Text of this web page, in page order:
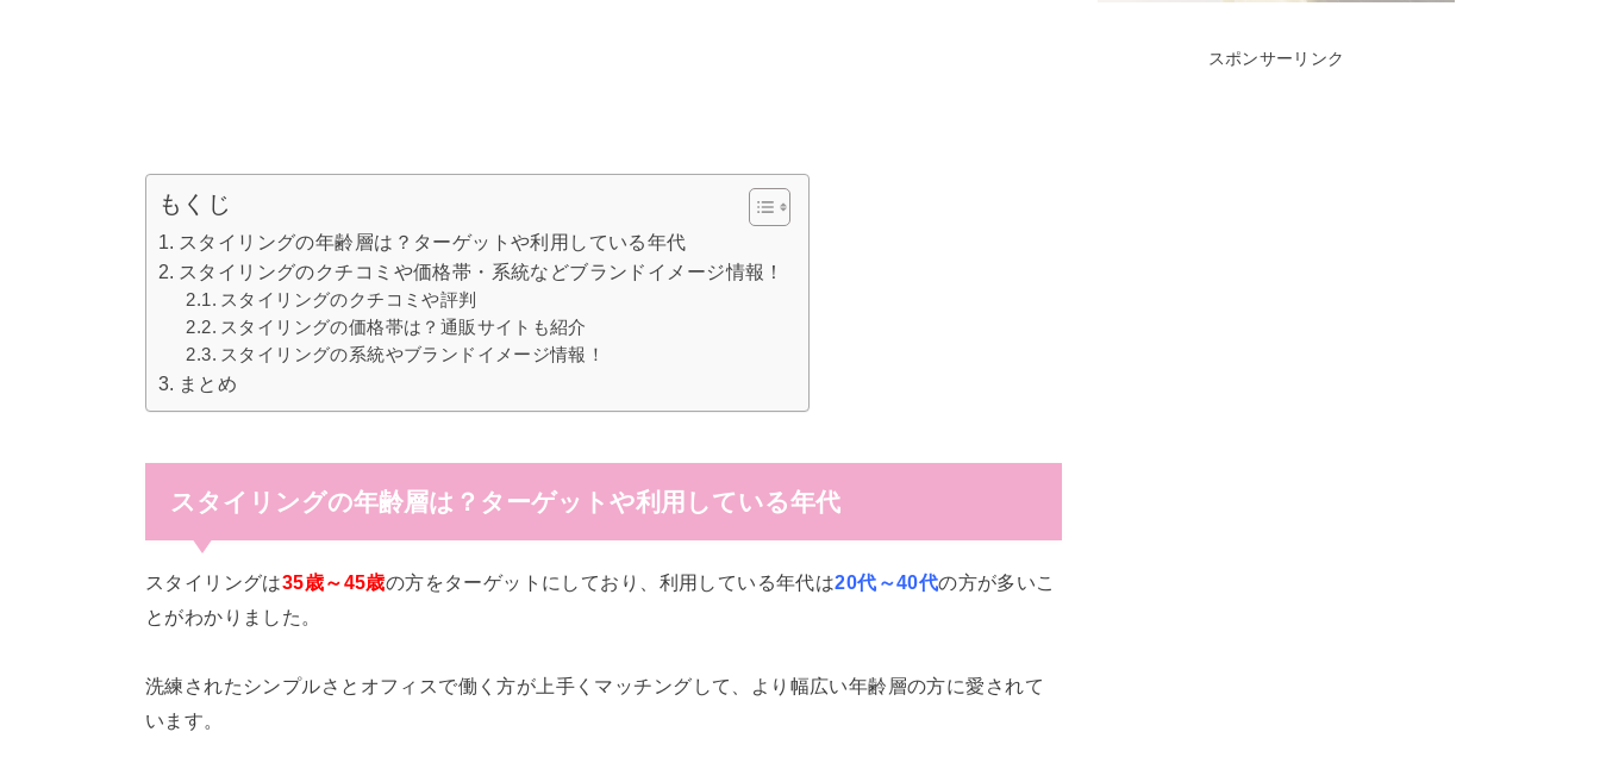
もくじ
スタイリングの年齢層は？ターゲットや利用している年代
スタイリングのクチコミや価格帯・系統などブランドイメージ情報！
スタイリングのクチコミや評判
スタイリングの価格帯は？通販サイトも紹介
スタイリングの系統やブランドイメージ情報！
まとめ
スタイリングの年齢層は？ターゲットや利用している年代
スタイリングは35歳～45歳の方をターゲットにしており、利用している年代は20代～40代の方が多いこ
とがわかりました。
洗練されたシンプルさとオフィスで働く方が上手くマッチングして、より幅広い年齢層の方に愛されて
います。
スポンサーリンク